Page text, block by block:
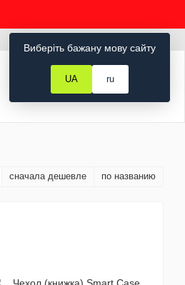
Мой заказ
сначала дешевле по названию
Виберіть бажану мову сайту
UA ru